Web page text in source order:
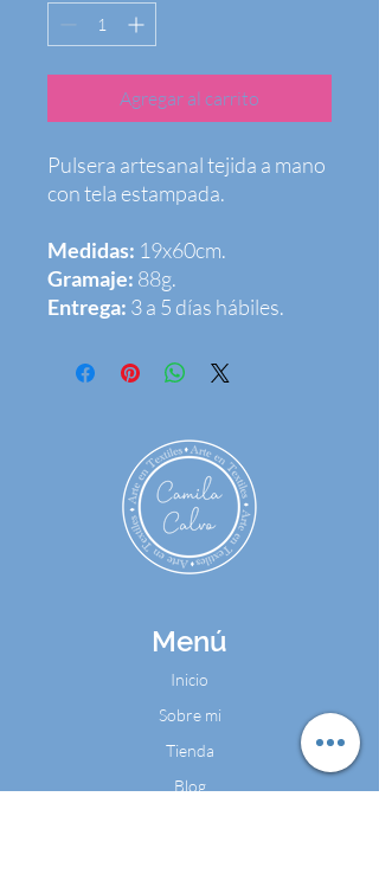
Agregar al carrito
Pulsera artesanal tejida a mano
con tela estampada.
Medidas: 19x60cm.
Gramaje: 88g.
Entrega: 3 a 5 días hábiles.
Menú
Inicio
Sobre mi
Tienda
Blog